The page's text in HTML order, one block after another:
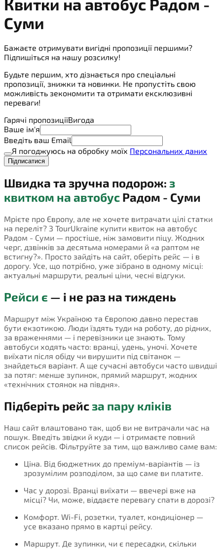
Квитки на автобус Радом -
Суми
Бажаєте отримувати вигідні пропозиції першими?
Підпишіться на нашу розсилку!
Будьте першим, хто дізнається про спеціальні
пропозиції, знижки та новинки. Не пропустіть свою
можливість зекономити та отримати ексклюзивні
переваги!
Гарячі пропозиціїВигода
Ваше ім'я
Введіть ваш Email
Я погоджуюсь на обробку моїх Персональних даних
Підписатися
Швидка та зручна подорож: з
квитком на автобус Радом - Суми
Мрієте про Європу, але не хочете витрачати цілі статки
на переліт? З TourUkraine купити квиток на автобус
Радом - Суми — простіше, ніж замовити піцу. Жодних
черг, дзвінків за десятьма номерами й «а раптом не
встигну?». Просто зайдіть на сайт, оберіть рейс — і в
дорогу. Усе, що потрібно, уже зібрано в одному місці:
актуальні маршрути, реальні ціни, чесні відгуки.
Рейси є — і не раз на тиждень
Маршрут між Україною та Європою давно перестав
бути екзотикою. Люди їздять туди на роботу, до рідних,
за враженнями — і перевізники це знають. Тому
автобуси ходять часто: вранці, удень, уночі. Хочете
виїхати після обіду чи вирушити під світанок —
знайдеться варіант. А ще сучасні автобуси часто швидші
за потяг: менше зупинок, прямий маршрут, жодних
«технічних стоянок на півдня».
Підберіть рейсза пару кліків
Наш сайт влаштовано так, щоб ви не витрачали час на
пошук. Введіть звідки й куди — і отримаєте повний
список рейсів. Фільтруйте за тим, що важливо саме вам:
Ціна. Від бюджетних до преміум-варіантів — із
зрозумілим розподілом, за що саме ви платите.
Час у дорозі. Вранці виїхати — ввечері вже на
місці? Чи, може, віддаєте перевагу спати в дорозі?
Комфорт. Wi-Fi, розетки, туалет, кондиціонер —
усе вказано прямо в картці рейсу.
Маршрут. Де зупинки, чи є пересадки, скільки